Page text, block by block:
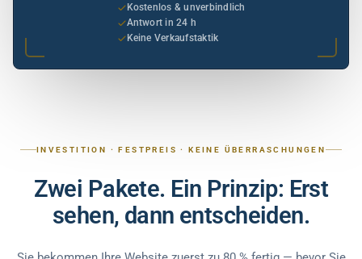
Kostenlos & unverbindlich
Antwort in 24 h
Keine Verkaufstaktik
INVESTITION · FESTPREIS · KEINE ÜBERRASCHUNGEN
Zwei Pakete. Ein Prinzip: Erst
sehen, dann entscheiden.